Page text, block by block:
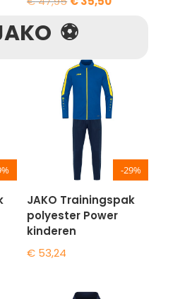
was:
⚽
-29%
JAKO Trainingspak
polyester Power
kinderen
€ 53,24